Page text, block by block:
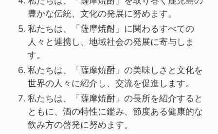
豊かな伝統、文化の発展に努めます。
私たちは、「薩摩焼酎」に関わるすべての
人々と連携し、地域社会の発展に寄与しま
す。
私たちは、「薩摩焼酎」の美味しさと文化を
世界の人々に紹介し、交流を促進します。
私たちは、「薩摩焼酎」の長所を紹介すると
ともに、酒の特性に鑑み、節度ある健康的な
飲み方の啓発に努めます。